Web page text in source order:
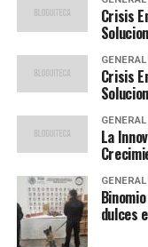
causado pérdidas
millones de dólares
Latina.
En México, por
gravemente la
aproximadamente
disminución en la
los agricultores,
aumento de los
inseguridad
Crisis
GENERAL
Crisis
GENERAL
La
GENERAL
dulces